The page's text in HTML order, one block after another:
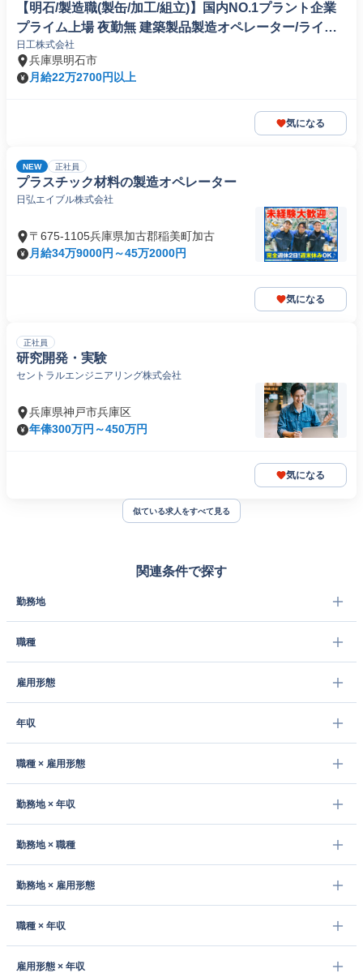
【明石/製造職(製缶/加工/組立)】国内NO.1プラント企業
プライム上場 夜勤無 建築製品製造オペレーター/ライン
マネージャー
日工株式会社
兵庫県明石市
月給22万2700円以上
気になる
NEW 正社員
プラスチック材料の製造オペレーター
日弘エイブル株式会社
〒675-1105兵庫県加古郡稲美町加古
月給34万9000円～45万2000円
気になる
正社員
研究開発・実験
セントラルエンジニアリング株式会社
兵庫県神戸市兵庫区
年俸300万円～450万円
気になる
似ている求人をすべて見る
関連条件で探す
勤務地
職種
雇用形態
年収
職種 × 雇用形態
勤務地 × 年収
勤務地 × 職種
勤務地 × 雇用形態
職種 × 年収
雇用形態 × 年収